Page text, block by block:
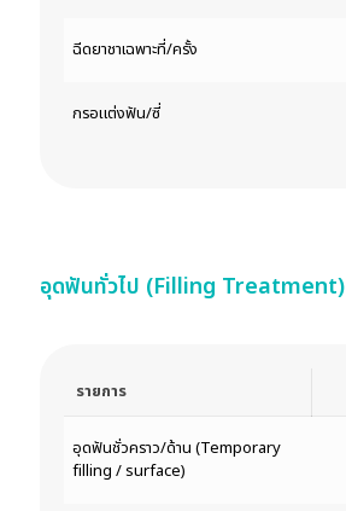
ฉีดยาชาเฉพาะที่/ครั้ง
กรอแต่งฟัน/ซี่
อุดฟันทั่วไป (Filling Treatment)
รายการ
อุดฟันชั่วคราว/ด้าน (Temporary
filling / surface)